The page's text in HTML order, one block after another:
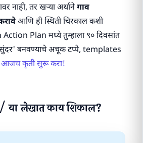
नाही, तर खऱ्या अर्थानेगाव
आणि ही स्थिती चिरकाल कशी
Action Plan मध्ये तुम्हाला ९० दिवसांत
सुंदर' बनवण्याचे अचूक टप्पे, templates
आजच कृती सुरू करा!
लेखात काय शिकाल?